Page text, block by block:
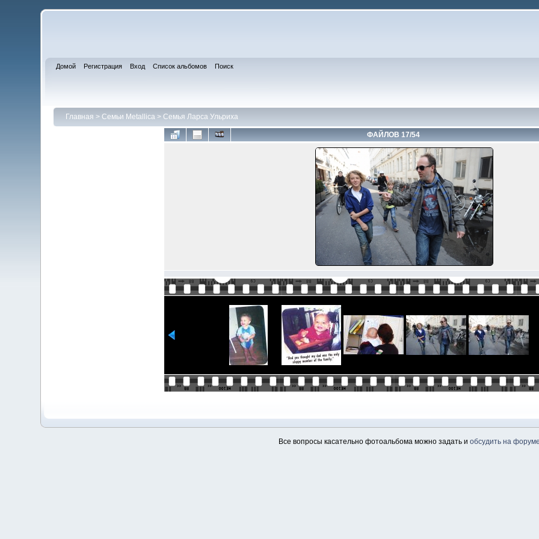
Домой Регистрация Вход Список альбомов Поиск
Главная > Семьи Metallica> Семья Ларса Ульриха
ФАЙЛОВ 17/54
Все вопросы касательно фотоальбома можно задать и обсудить на